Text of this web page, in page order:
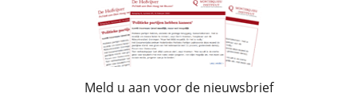
Meld u aan voor de nieuwsbrief